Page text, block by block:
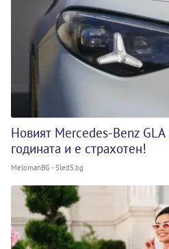
Новият Mercedes-Benz GLA
годината и е страхотен!
MelomanBG - Sled5.bg